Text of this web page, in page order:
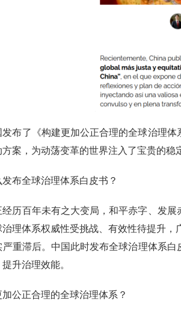
发布了《构建更加公正合理的全球治理
案，为动荡变革的世界注入了宝贵的稳
布全球治理体系白皮书？
经历百年未有之大变局，和平赤字、发
理体系权威性受挑战、有效性待提升
重滞后。中国此时发布全球治理体系
升治理效能。
公正合理的全球治理体系？